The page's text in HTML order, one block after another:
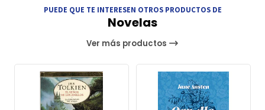
PUEDE QUE TE INTERESEN OTROS PRODUCTOS DE
Novelas
Ver más productos